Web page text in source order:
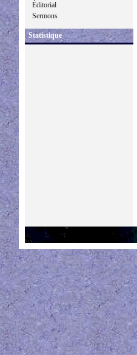
Éditorial
Sermons
Statistique